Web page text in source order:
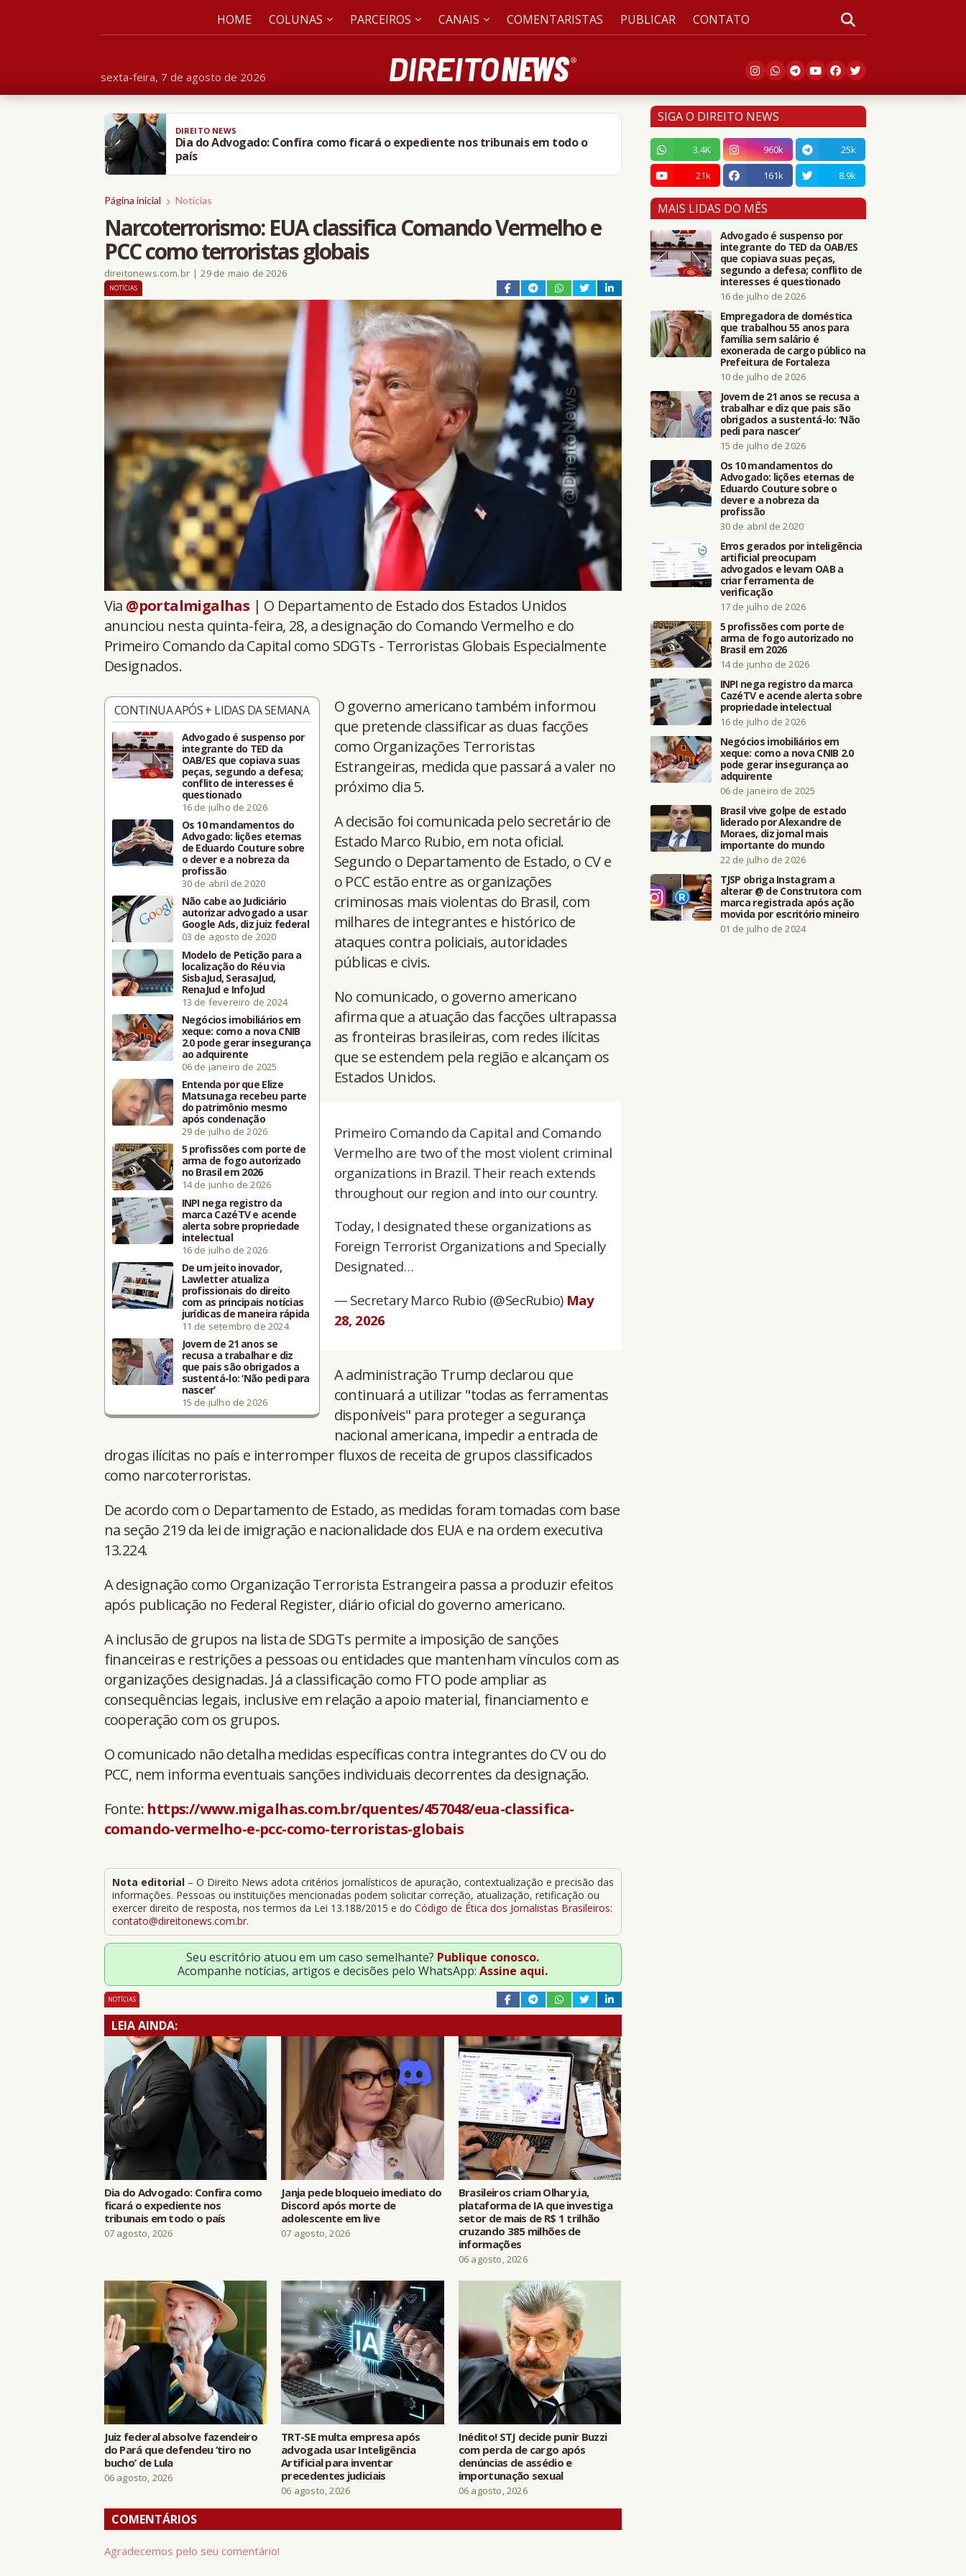
sexta-feira, 7 de agosto de 2026
HOME COLUNAS PARCEIROS CANAIS COMENTARISTAS PUBLICAR CONTATO
DIREITO NEWS
Dia do Advogado: Confira como ficará o expediente nos tribunais em todo o
país
Página inicial Notícias
Narcoterrorismo: EUA classifica Comando Vermelho e
PCC como terroristas globais
direitonews.com.br | 29 de maio de 2026
NOTÍCIAS
Via @portalmigalhas | O Departamento de Estado dos Estados Unidos
anunciou nesta quinta-feira, 28, a designação do Comando Vermelho e do
Primeiro Comando da Capital como SDGTs - Terroristas Globais Especialmente
Designados.
CONTINUA APÓS + LIDAS DA SEMANA
Advogado é suspenso por
integrante do TED da
OAB/ES que copiava suas
peças, segundo a defesa;
conflito de interesses é
questionado
16 de julho de 2026
Os 10 mandamentos do
Advogado: lições eternas
de Eduardo Couture sobre
o dever e a nobreza da
profissão
30 de abril de 2020
Não cabe ao Judiciário
autorizar advogado a usar
Google Ads, diz juiz federal
03 de agosto de 2020
Modelo de Petição para a
localização do Réu via
SisbaJud, SerasaJud,
RenaJud e InfoJud
13 de fevereiro de 2024
Negócios imobiliários em
xeque: como a nova CNIB
2.0 pode gerar insegurança
ao adquirente
06 de janeiro de 2025
Entenda por que Elize
Matsunaga recebeu parte
do patrimônio mesmo
após condenação
29 de julho de 2026
5 profissões com porte de
arma de fogo autorizado
no Brasil em 2026
14 de junho de 2026
INPI nega registro da
marca CazéTV e acende
alerta sobre propriedade
intelectual
16 de julho de 2026
De um jeito inovador,
Lawletter atualiza
profissionais do direito
com as principais notícias
jurídicas de maneira rápida
11 de setembro de 2024
Jovem de 21 anos se
recusa a trabalhar e diz
que pais são obrigados a
sustentá-lo: ‘Não pedi para
nascer’
15 de julho de 2026
O governo americano também informou
que pretende classificar as duas facções
como Organizações Terroristas
Estrangeiras, medida que passará a valer no
próximo dia 5.
A decisão foi comunicada pelo secretário de
Estado Marco Rubio, em nota oficial.
Segundo o Departamento de Estado, o CV e
o PCC estão entre as organizações
criminosas mais violentas do Brasil, com
milhares de integrantes e histórico de
ataques contra policiais, autoridades
públicas e civis.
No comunicado, o governo americano
afirma que a atuação das facções ultrapassa
as fronteiras brasileiras, com redes ilícitas
que se estendem pela região e alcançam os
Estados Unidos.
Primeiro Comando da Capital and Comando
Vermelho are two of the most violent criminal
organizations in Brazil. Their reach extends
throughout our region and into our country.
Today, I designated these organizations as
Foreign Terrorist Organizations and Specially
Designated…
— Secretary Marco Rubio (@SecRubio) May
28, 2026
A administração Trump declarou que
continuará a utilizar "todas as ferramentas
disponíveis" para proteger a segurança
nacional americana, impedir a entrada de
drogas ilícitas no país e interromper fluxos de receita de grupos classificados
como narcoterroristas.
De acordo com o Departamento de Estado, as medidas foram tomadas com base
na seção 219 da lei de imigração e nacionalidade dos EUA e na ordem executiva
13.224.
A designação como Organização Terrorista Estrangeira passa a produzir efeitos
após publicação no Federal Register, diário oficial do governo americano.
A inclusão de grupos na lista de SDGTs permite a imposição de sanções
financeiras e restrições a pessoas ou entidades que mantenham vínculos com as
organizações designadas. Já a classificação como FTO pode ampliar as
consequências legais, inclusive em relação a apoio material, financiamento e
cooperação com os grupos.
O comunicado não detalha medidas específicas contra integrantes do CV ou do
PCC, nem informa eventuais sanções individuais decorrentes da designação.
Fonte: https://www.migalhas.com.br/quentes/457048/eua-classifica-
comando-vermelho-e-pcc-como-terroristas-globais
Nota editorial– O Direito News adota critérios jornalísticos de apuração, contextualização e precisão das
informações. Pessoas ou instituições mencionadas podem solicitar correção, atualização, retificação ou
exercer direito de resposta, nos termos da Lei 13.188/2015 e do Código de Ética dos Jornalistas Brasileiros:
contato@direitonews.com.br.
Seu escritório atuou em um caso semelhante? Publique conosco.
Acompanhe notícias, artigos e decisões pelo WhatsApp: Assine aqui.
NOTÍCIAS
LEIA AINDA:
Dia do Advogado: Confira como
ficará o expediente nos
tribunais em todo o país
07 agosto, 2026
Janja pede bloqueio imediato do
Discord após morte de
adolescente em live
07 agosto, 2026
Brasileiros criam Olhary.ia,
plataforma de IA que investiga
setor de mais de R$ 1 trilhão
cruzando 385 milhões de
informações
06 agosto, 2026
Juiz federal absolve fazendeiro
do Pará que defendeu ‘tiro no
bucho’ de Lula
06 agosto, 2026
TRT-SE multa empresa após
advogada usar Inteligência
Artificial para inventar
precedentes judiciais
06 agosto, 2026
Inédito! STJ decide punir Buzzi
com perda de cargo após
denúncias de assédio e
importunação sexual
06 agosto, 2026
COMENTÁRIOS
Agradecemos pelo seu comentário!
SIGA O DIREITO NEWS
3.4K 960k
25k
21k
161k 8.9k
MAIS LIDAS DO MÊS
Advogado é suspenso por
integrante do TED da OAB/ES
que copiava suas peças,
segundo a defesa; conflito de
interesses é questionado
16 de julho de 2026
Empregadora de doméstica
que trabalhou 55 anos para
família sem salário é
exonerada de cargo público na
Prefeitura de Fortaleza
10 de julho de 2026
Jovem de 21 anos se recusa a
trabalhar e diz que pais são
obrigados a sustentá-lo: ‘Não
pedi para nascer’
15 de julho de 2026
Os 10 mandamentos do
Advogado: lições eternas de
Eduardo Couture sobre o
dever e a nobreza da
profissão
30 de abril de 2020
Erros gerados por inteligência
artificial preocupam
advogados e levam OAB a
criar ferramenta de
verificação
17 de julho de 2026
5 profissões com porte de
arma de fogo autorizado no
Brasil em 2026
14 de junho de 2026
INPI nega registro da marca
CazéTV e acende alerta sobre
propriedade intelectual
16 de julho de 2026
Negócios imobiliários em
xeque: como a nova CNIB 2.0
pode gerar insegurança ao
adquirente
06 de janeiro de 2025
Brasil vive golpe de estado
liderado por Alexandre de
Moraes, diz jornal mais
importante do mundo
22 de julho de 2026
TJSP obriga Instagram a
alterar @ de Construtora com
marca registrada após ação
movida por escritório mineiro
01 de julho de 2024